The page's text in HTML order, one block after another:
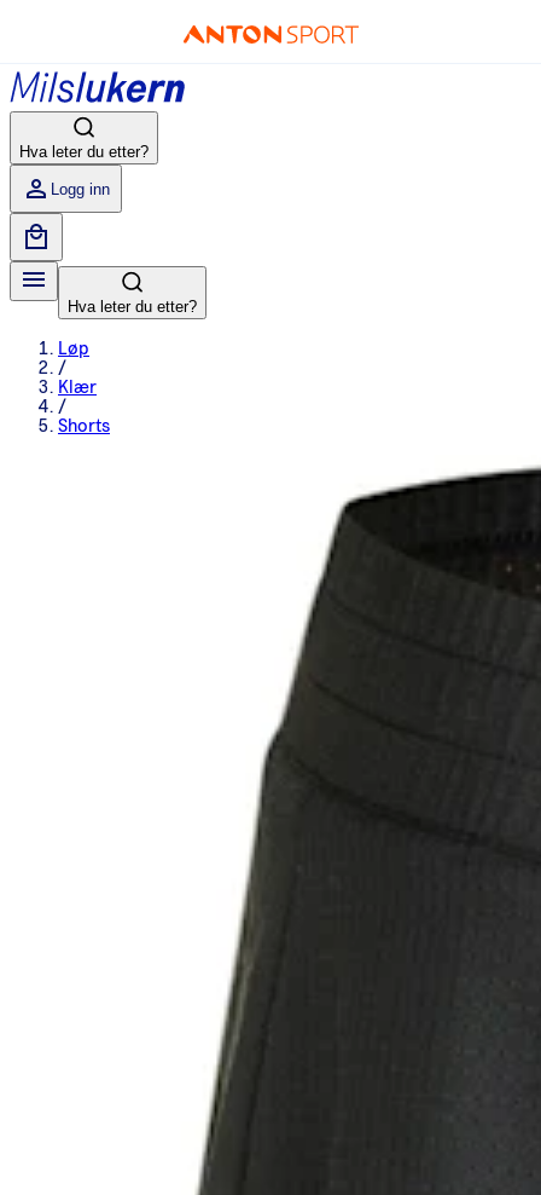
Hva leter du etter?
Logg inn
Hva leter du etter?
Løp
/
Klær
/
Shorts